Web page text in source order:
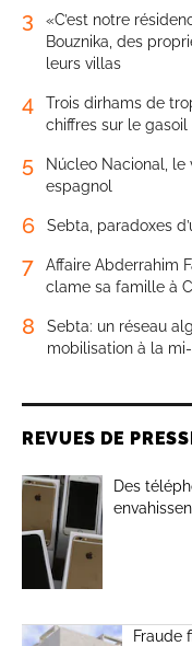
3
«C’est notre
Bouznika, des
leurs villas
4
Trois dirhams de
chiffres sur le gasoil
5
Núcleo Nacional, le
espagnol
6 Sebta, paradoxes
7
Affaire Abderrahim
clame sa famille à
8
Sebta: un réseau
mobilisation à la
REVUES DE
Des
Fraude